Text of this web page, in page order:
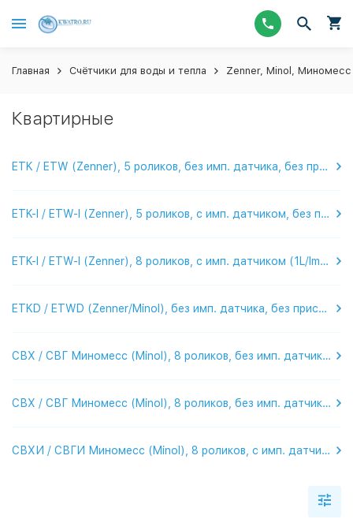
Главная Счётчики для воды и тепла Zenner, Minol, Миномесс
Квартирные
ETK / ETW (Zenner), 5 роликов, без имп. датчика, без присоед.
ETK-I / ETW-I (Zenner), 5 роликов, с имп. датчиком, без присоед.
ETK-I / ETW-I (Zenner), 8 роликов, с имп. датчиком (1L/Imp.), без присоед.
ETKD / ETWD (Zenner/Minol), без имп. датчика, без присоед.
СВХ / СВГ Миномесс (Minol), 8 роликов, без имп. датчика, с присоед.
СВХ / СВГ Миномесс (Minol), 8 роликов, без имп. датчика, без присоед.
СВХИ / СВГИ Миномесс (Minol), 8 роликов, с имп. датчиком, с присоед.